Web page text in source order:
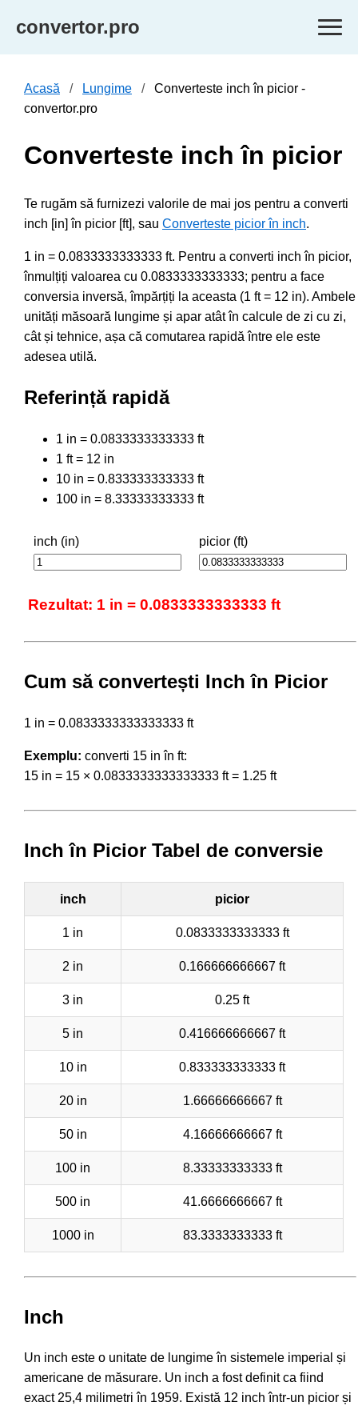
convertor.pro
Acasă Lungime
Converteste inch în picior -
convertor.pro
Converteste inch în picior
Te rugăm să furnizezi valorile de mai jos pentru a converti
inch [in] în picior [ft], sau Converteste picior în inch.
1 in = 0.0833333333333 ft. Pentru a converti inch în picior,
înmulțiți valoarea cu 0.0833333333333; pentru a face
conversia inversă, împărțiți la aceasta (1 ft = 12 in). Ambele
unități măsoară lungime și apar atât în calcule de zi cu zi,
cât și tehnice, așa că comutarea rapidă între ele este
adesea utilă.
Referință rapidă
1 in = 0.0833333333333 ft
1 ft = 12 in
10 in = 0.833333333333 ft
100 in = 8.33333333333 ft
inch (in) picior (ft)
Rezultat: 1 in = 0.0833333333333 ft
Cum să convertești Inch în Picior
1 in = 0.0833333333333333 ft
Exemplu: converti 15 in în ft:
15 in = 15 × 0.0833333333333333 ft = 1.25 ft
Inch în Picior Tabel de conversie
inch picior
1 in 0.0833333333333 ft
2 in 0.166666666667 ft
3 in 0.25 ft
5 in 0.416666666667 ft
10 in 0.833333333333 ft
20 in 1.66666666667 ft
50 in 4.16666666667 ft
100 in 8.33333333333 ft
500 in 41.6666666667 ft
1000 in 83.3333333333 ft
Inch
Un inch este o unitate de lungime în sistemele imperial și
americane de măsurare. Un inch a fost definit ca fiind
exact 25,4 milimetri în 1959. Există 12 inch într-un picior și